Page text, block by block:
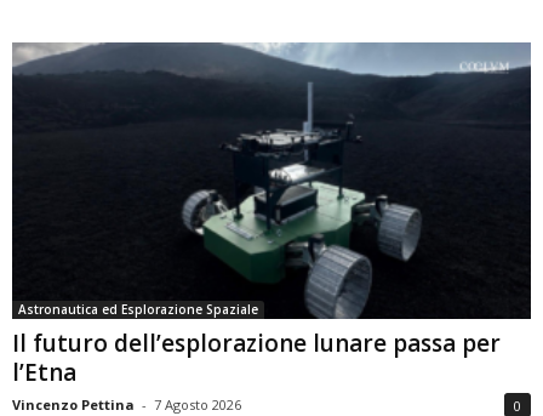
Astronautica ed Esplorazione Spaziale
Il futuro dell’esplorazione lunare passa per
l’Etna
Vincenzo Pettina - 7 Agosto 2026 0